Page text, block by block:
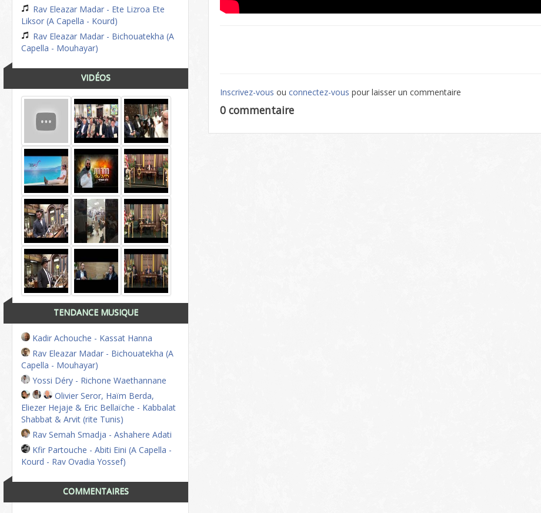
Rav Eleazar Madar - Ete Lizroa Ete
Liksor (A Capella - Kourd)
Rav Eleazar Madar - Bichouatekha (A
Capella - Mouhayar)
VIDÉOS
TENDANCE MUSIQUE
Kadir Achouche - Kassat Hanna
Rav Eleazar Madar - Bichouatekha (A
Capella - Mouhayar)
Yossi Déry - Richone Waethannane
Olivier Seror, Haïm Berda,
Eliezer Hejaje & Eric Bellaïche - Kabbalat
Shabbat & Arvit (rite Tunis)
Rav Semah Smadja - Ashahere Adati
Kfir Partouche - Abiti Eini (A Capella -
Kourd - Rav Ovadia Yossef)
COMMENTAIRES
Inscrivez-vous ouconnectez-vous pour laisser un commentaire
0 commentaire